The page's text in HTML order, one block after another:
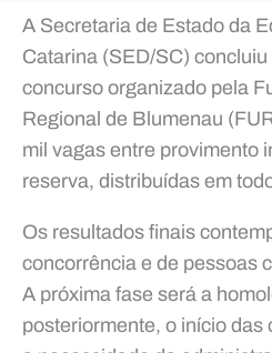
A Secretaria de Estado da
Catarina (SED/SC)
concurso organizado pela
Regional de Blumenau
mil vagas entre provimento
reserva, distribuídas em
Os resultados finais
concorrência e de pessoas
A próxima fase será a
posteriormente, o início das